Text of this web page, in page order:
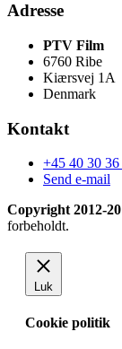
Adresse
PTV Film
6760 Ribe
Kiærsvej 1A
Denmark
Kontakt
+45 40 30 36
Send e-mail
Copyright 2012-
forbeholdt.
Luk
Cookie politik